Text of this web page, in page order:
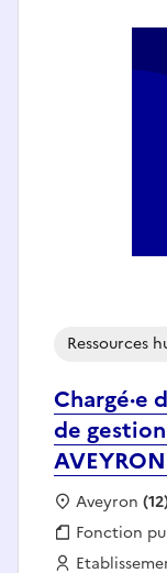
Chargé·e
de
Ressources
Localisation
Aveyron
Fonction
Fonction
Employeur :